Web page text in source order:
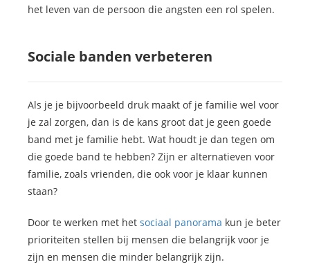
het leven van de persoon die angsten een rol spelen.
Sociale banden verbeteren
Als je je bijvoorbeeld druk maakt of je familie wel voor
je zal zorgen, dan is de kans groot dat je geen goede
band met je familie hebt. Wat houdt je dan tegen om
die goede band te hebben? Zijn er alternatieven voor
familie, zoals vrienden, die ook voor je klaar kunnen
staan?
Door te werken met het sociaal panorama kun je beter
prioriteiten stellen bij mensen die belangrijk voor je
zijn en mensen die minder belangrijk zijn.